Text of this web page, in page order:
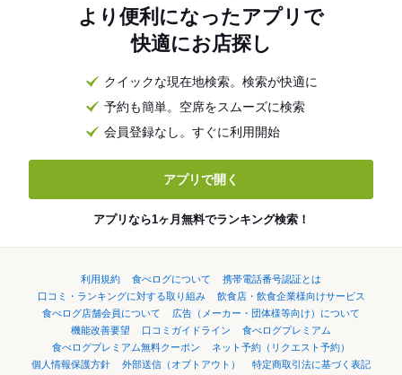
より便利になったアプリで
快適にお店探し
クイックな現在地検索。検索が快適に
予約も簡単。空席をスムーズに検索
会員登録なし。すぐに利用開始
アプリで開く
アプリなら1ヶ月無料でランキング検索！
利用規約 食べログについて
携帯電話番号認証とは
口コミ・ランキングに対する取り組み
飲食店・飲食企業様向けサービス
食べログ店舗会員について
広告（メーカー・団体様等向け）について
機能改善要望
口コミガイドライン
食べログプレミアム
食べログプレミアム無料クーポン
ネット予約（リクエスト予約）
個人情報保護方針
外部送信（オプトアウト）
特定商取引法に基づく表記